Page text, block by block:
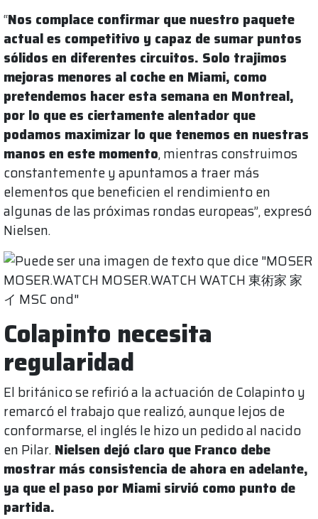
“Nos complace confirmar que nuestro paquete
actual es competitivo y capaz de sumar puntos
sólidos en diferentes circuitos. Solo trajimos
mejoras menores al coche en Miami, como
pretendemos hacer esta semana en Montreal,
por lo que es ciertamente alentador que
podamos maximizar lo que tenemos en nuestras
manos en este momento, mientras construimos
constantemente y apuntamos a traer más
elementos que beneficien el rendimiento en
algunas de las próximas rondas europeas”, expresó
Nielsen.
Colapinto necesita
regularidad
El británico se refirió a la actuación de Colapinto y
remarcó el trabajo que realizó, aunque lejos de
conformarse, el inglés le hizo un pedido al nacido
en Pilar. Nielsen dejó claro que Franco debe
mostrar más consistencia de ahora en adelante,
ya que el paso por Miami sirvió como punto de
partida.